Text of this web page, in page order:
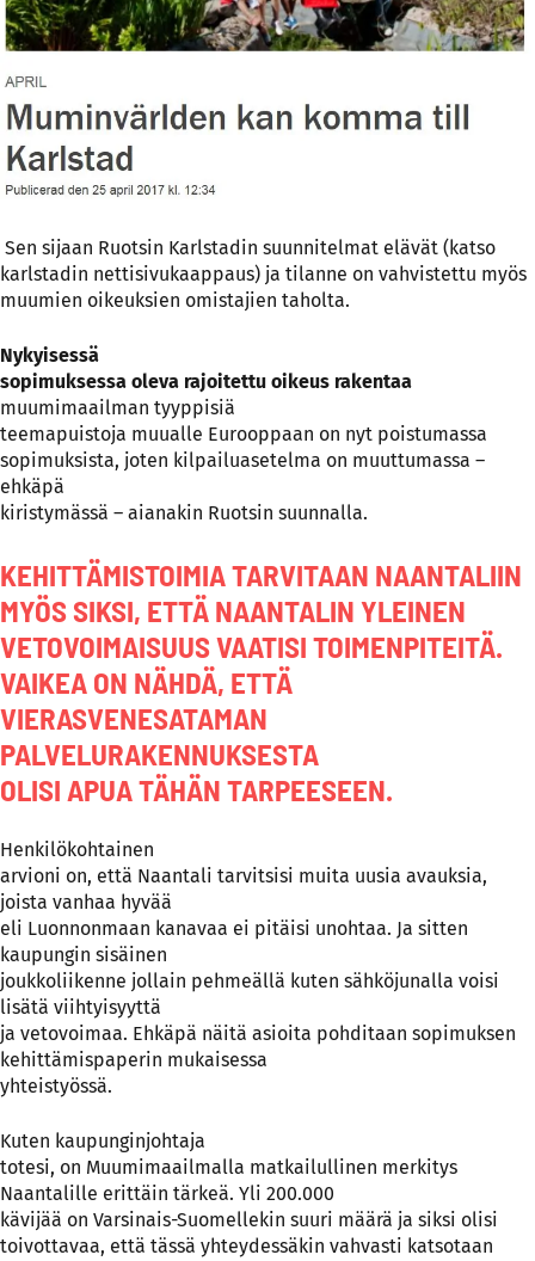
Sen sijaan Ruotsin Karlstadin suunnitelmat elävät (katso
karlstadin nettisivukaappaus) ja tilanne on vahvistettu myös
muumien oikeuksien omistajien taholta.
Nykyisessä
sopimuksessa oleva rajoitettu oikeus rakentaa
muumimaailman tyyppisiä
teemapuistoja muualle Eurooppaan on nyt poistumassa
sopimuksista, joten kilpailuasetelma on muuttumassa –
ehkäpä
kiristymässä – aianakin Ruotsin suunnalla.
KEHITTÄMISTOIMIA TARVITAAN NAANTALIIN
MYÖS SIKSI, ETTÄ NAANTALIN YLEINEN
VETOVOIMAISUUS VAATISI TOIMENPITEITÄ.
VAIKEA ON NÄHDÄ, ETTÄ
VIERASVENESATAMAN
PALVELURAKENNUKSESTA
OLISI APUA TÄHÄN TARPEESEEN.
Henkilökohtainen
arvioni on, että Naantali tarvitsisi muita uusia avauksia,
joista vanhaa hyvää
eli Luonnonmaan kanavaa ei pitäisi unohtaa. Ja sitten
kaupungin sisäinen
joukkoliikenne jollain pehmeällä kuten sähköjunalla voisi
lisätä viihtyisyyttä
ja vetovoimaa. Ehkäpä näitä asioita pohditaan sopimuksen
kehittämispaperin mukaisessa
yhteistyössä.
Kuten kaupunginjohtaja
totesi, on Muumimaailmalla matkailullinen merkitys
Naantalille erittäin tärkeä. Yli 200.000
kävijää on Varsinais-Suomellekin suuri määrä ja siksi olisi
toivottavaa, että tässä yhteydessäkin vahvasti katsotaan